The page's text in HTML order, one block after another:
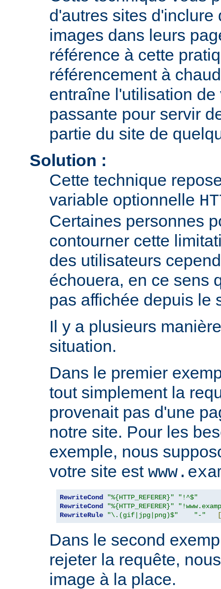
d'autres sites d'inclure
images dans leurs
référence à cette
référencement à
entraîne l'utilisation de
passante pour servir
partie du site de
Solution :
Cette technique
variable optionnelle
Certaines personnes
contourner cette
des utilisateurs
échouera, en ce sens
pas affichée depuis le
Il y a plusieurs
situation.
Dans le premier
tout simplement la
provenait pas d'une
notre site. Pour les
exemple, nous
votre site est
RewriteCond "%{HTTP_REFERER}"
"!^$"
RewriteCond
"%{HTTP_REFERER}"
RewriteRule
"\.(gif|jpg|png)$" "-" [
Dans le second
rejeter la requête,
image à la place.